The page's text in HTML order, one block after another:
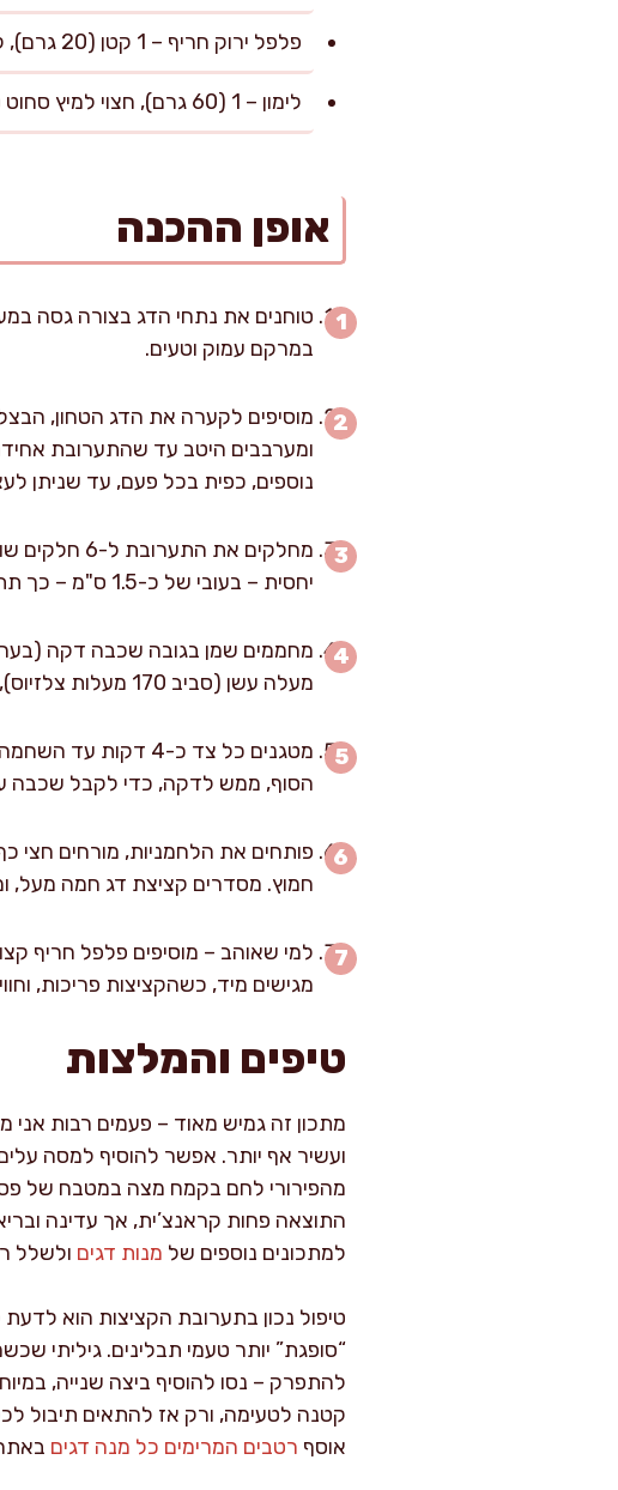
פלפל ירוק חריף – 1 קטן (20 גרם), קצוץ דק (לא חובה, להוסיף לפי הטעם האישי)
לימון – 1 (60 גרם), חצוי למיץ סחוט טרי מעל הקציצות
אופן ההכנה
טוחנים את נתחי הדג בצורה גסה
במרקם עמוק וטעים.
מוסיפים לקערה את הדג הטחון,
ומערבבים היטב עד שהתערובת
נוספים, כפית בכל פעם, עד שניתן
יחסית – בעובי של כ-1.5 ס"מ – כך תתבשל היטב בתהליך הטיגון מבלי להתייבש בפנים.
מעלה עשן (סביב 170 מעלות צלזיוס), מניחים קציצות במחבת במרווחים, 3 בכל פעם, כדי לא לקרר את השמן.
מטגנים כל צד כ-4
הסוף, ממש לדקה, כדי לקבל שכבה
פותחים את הלחמניות, מורחים חצי
חמוץ. מסדרים קציצת דג חמה מעל,
למי שאוהב – מוסיפים פלפל חריף
מגישים מיד, כשהקציצות פריכות,
טיפים והמלצות
ועשיר אף יותר. אפשר להוסיף למסה
מהפירורי לחם בקמח מצה במטבח של
התוצאה פחות קראנצ’ית, אך עדינה
למתכונים נוספים של מנות דגים ולשלל
“סופגת” יותר טעמי תבלינים. גיליתי
להתפרק – נסו להוסיף ביצה שנייה,
קטנה לטעימה, ורק אז להתאים תיבול
אוסף רטבים המרימים כל מנה דגים